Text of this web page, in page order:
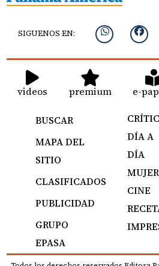
SIGUENOS EN:
videos premium e-
BUSCAR
MAPA DEL
SITIO
CLASIFICADOS
PUBLICIDAD
GRUPO
EPASA
DÍA A
DÍA
MUJER
CINE